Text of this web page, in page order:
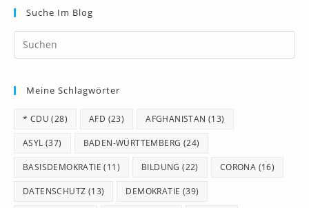
Suche Im Blog
Meine Schlagwörter
* CDU (28) AFD (23) AFGHANISTAN (13)
ASYL (37) BADEN-WÜRTTEMBERG (24)
BASISDEMOKRATIE (11) BILDUNG (22) CORONA (16)
DATENSCHUTZ (13) DEMOKRATIE (39)